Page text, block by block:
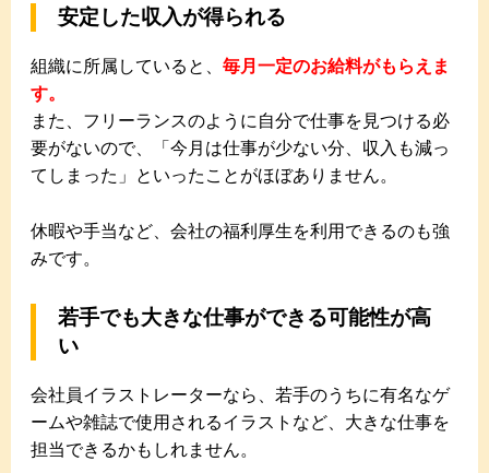
安定した収入が得られる
組織に所属していると、 毎月一定のお給料がもらえま
す。
また、フリーランスのように自分で仕事を見つける必
要がないので、「今月は仕事が少ない分、収入も減っ
てしまった」といったことがほぼありません。
休暇や手当など、会社の福利厚生を利用できるのも強
みです。
若手でも大きな仕事ができる可能性が高
い
会社員イラストレーターなら、若手のうちに有名なゲ
ームや雑誌で使用されるイラストなど、大きな仕事を
担当できるかもしれません。